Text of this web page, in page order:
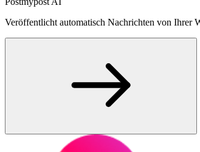
Veröffentlicht automatisch Nachrichten von Ihrer